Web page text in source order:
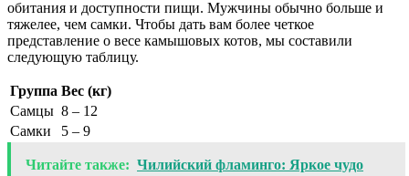
обитания и доступности пищи. Мужчины обычно больше и
тяжелее, чем самки. Чтобы дать вам более четкое
представление о весе камышовых котов, мы составили
следующую таблицу.
Группа Вес (кг)
Самцы 8 – 12
Самки
5 – 9
Читайте также: Чилийский фламинго: Яркое чудо